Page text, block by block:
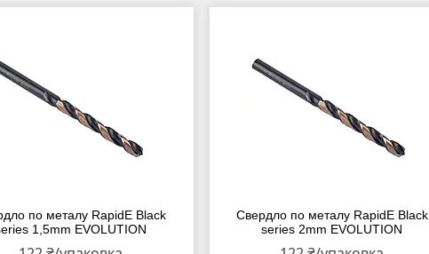
по металу RapidE Black
1,5mm EVOLUTION
Свердло по металу RapidE Black
series 2mm EVOLUTION